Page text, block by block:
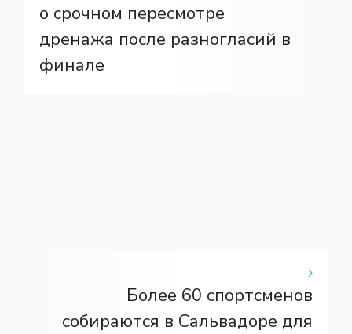
о срочном пересмотре
дренажа после разногласий в
финале
Более 60 спортсменов
собираются в Сальвадоре для